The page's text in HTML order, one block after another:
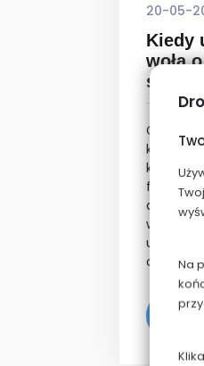
Na
20-05-
Kiedy
woła
są
Coraz
dzieci
od